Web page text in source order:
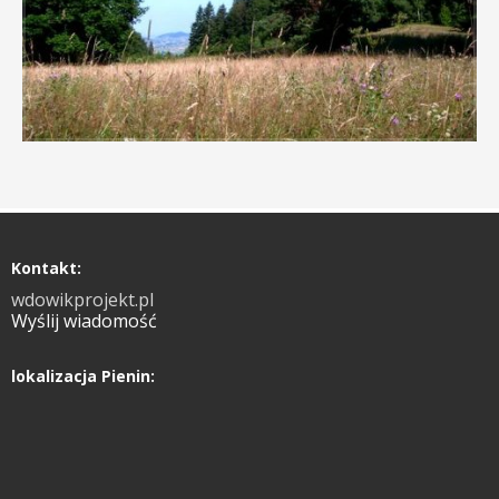
Kontakt:
wdowikprojekt.pl
Wyślij wiadomość
lokalizacja Pienin: